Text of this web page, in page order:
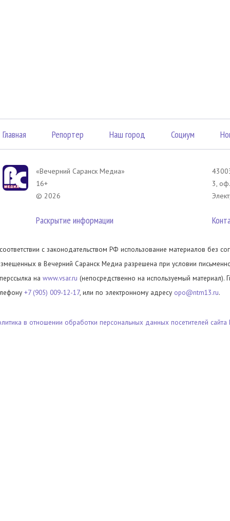
Главная Репортер Наш город Социум
«Вечерний Саранск Mедиа»
16+
© 2026
Раскрытие информации
3,
с законодательством РФ использование материалов без
в Вечерний Саранск Медиа разрешена при условии
на www.vsar.ru (непосредственно на используемый материал).
+7 (905) 009-12-17, или по электронному адресу opo@ntm13.ru.
в отношении обработки персональных данных посетителей